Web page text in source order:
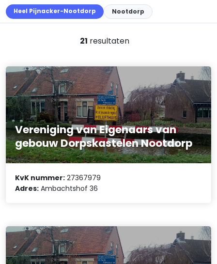
Heel Pijnacker-Nootdorp Nootdorp
21 resultaten
Vereniging van Eigenaars van
gebouw Dorpskastelen Nootdorp
KvK nummer: 27367979
Adres: Ambachtshof 36